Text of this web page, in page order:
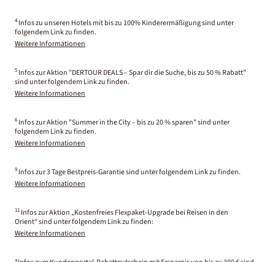
4 Infos zu unseren Hotels mit bis zu 100% Kinderermäßigung sind unter
folgendem Link zu finden.
Weitere Informationen
5 Infos zur Aktion "DERTOUR DEALS – Spar dir die Suche, bis zu 50 % Rabatt"
sind unter folgendem Link zu finden.
Weitere Informationen
6 Infos zur Aktion "Summer in the City – bis zu 20 % sparen" sind unter
folgendem Link zu finden.
Weitere Informationen
9 Infos zur 3 Tage Bestpreis-Garantie sind unter folgendem Link zu finden.
Weitere Informationen
11 Infos zur Aktion „Kostenfreies Flexpaket-Upgrade bei Reisen in den
Orient“ sind unter folgendem Link zu finden:
Weitere Informationen